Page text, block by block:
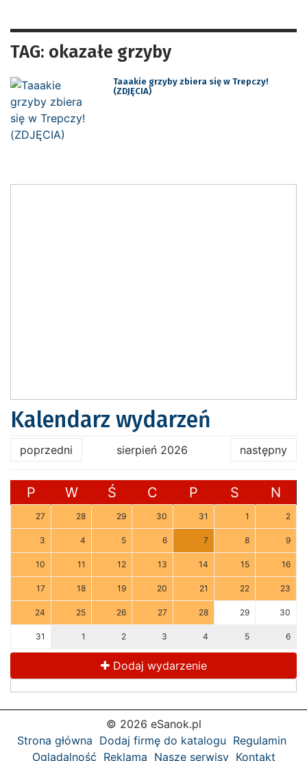
TAG: okazałe grzyby
Taaakie grzyby zbiera się w Trepczy!
(ZDJĘCIA)
Kalendarz wydarzeń
poprzedni sierpień 2026 następny
P W Ś C P S N
27 28 29 30 31 1 2
3 4 5 6 7 8 9
10 11 12 13 14 15 16
17 18 19 20 21 22 23
24 25 26 27 28 29 30
31 1 2 3 4 5 6
Dodaj wydarzenie
© 2026 eSanok.pl
Strona główna Dodaj firmę do katalogu Regulamin
Oglądalność Reklama Nasze serwisy Kontakt